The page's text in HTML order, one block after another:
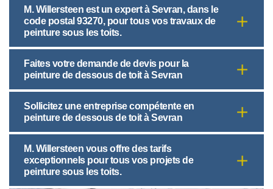
M. Willersteen est un expert à Sevran, dans le
code postal 93270, pour tous vos travaux de
peinture sous les toits.
Faites votre demande de devis pour la
peinture de dessous de toit à Sevran
Sollicitez une entreprise compétente en
peinture de dessous de toit à Sevran
M. Willersteen vous offre des tarifs
exceptionnels pour tous vos projets de
peinture sous les toits.